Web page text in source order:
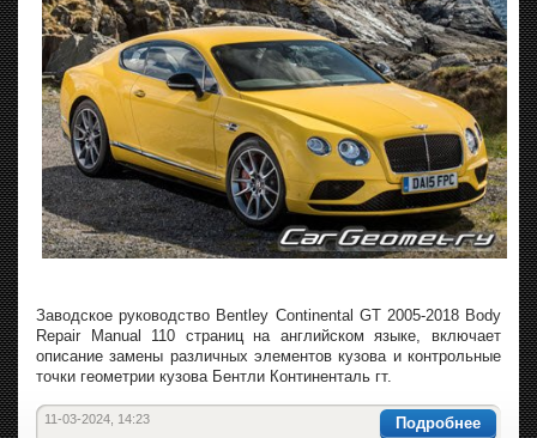
Заводское руководство Bentley Continental GT 2005-2018 Body
Repair Manual 110 страниц на английском языке, включает
описание замены различных элементов кузова и контрольные
точки геометрии кузова Бентли Континенталь гт.
Подробнее
11-03-2024, 14:23